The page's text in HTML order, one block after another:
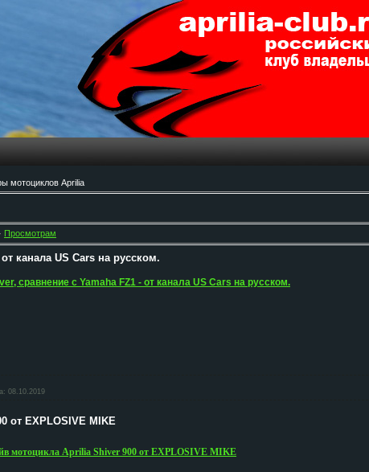
мотоциклов Aprilia
· Просмотрам
канала US Cars на русском.
сравнение с Yamaha FZ1 - от канала US Cars на русском.
08.10.2019
от EXPLOSIVE MIKE
мотоцикла Aprilia Shiver 900 от EXPLOSIVE MIKE